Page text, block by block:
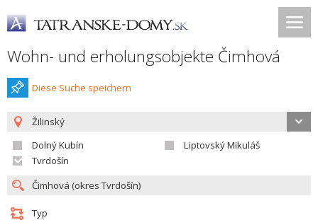
Wohn- und erholungsobjekte Čimhová
Diese Suche speichern
Žilinský
Dolný Kubín
Liptovský Mikuláš
Tvrdošín
Typ